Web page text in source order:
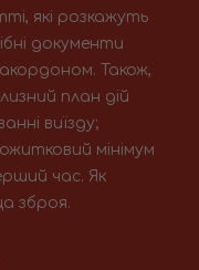
які розкажуть
документи
Також,
план дій
виїзду;
мінімум
час. Як
зброя.